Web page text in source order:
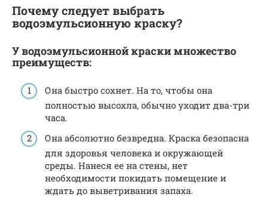
Почему следует выбрать
водоэмульсионную краску?
У водоэмульсионной краски множество
преимуществ:
Она быстро сохнет. На то, чтобы она
полностью высохла, обычно уходит два-три
часа.
Она абсолютно безвредна. Краска безопасна
для здоровья человека и окружающей
среды. Нанеся ее на стены, нет
необходимости покидать помещение и
ждать до выветривания запаха.